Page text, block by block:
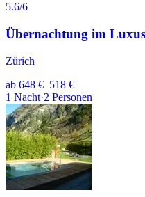
5.6/6
Übernachtung im
Zürich
ab 648 € 518 €
1 Nacht·2 Personen